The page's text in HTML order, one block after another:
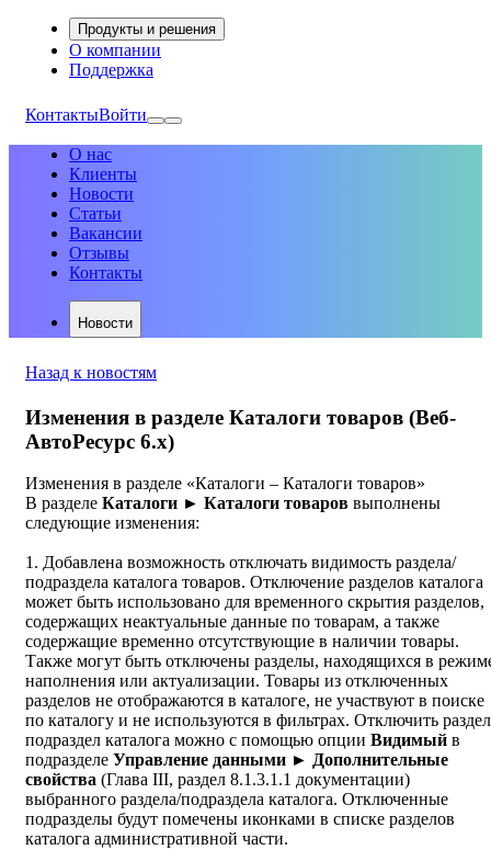
Продукты и решения
О компании
Поддержка
КонтактыВойти
О нас
Клиенты
Новости
Статьи
Вакансии
Отзывы
Контакты
Новости
Назад к новостям
Изменения в разделе Каталоги товаров (Веб-
АвтоРесурс 6.х)
Изменения в разделе «Каталоги – Каталоги товаров»
В разделе Каталоги ► Каталоги товаров выполнены
следующие изменения:
1. Добавлена возможность отключать видимость раздела/
подраздела каталога товаров. Отключение разделов каталога
может быть использовано для временного скрытия разделов,
содержащих неактуальные данные по товарам, а также
содержащие временно отсутствующие в наличии товары.
Также могут быть отключены разделы, находящихся в
наполнения или актуализации. Товары из отключенных
разделов не отображаются в каталоге, не участвуют в поиске
по каталогу и не используются в фильтрах. Отключить
подраздел каталога можно с помощью опции Видимый в
подразделе Управление данными ► Дополнительные
свойства (Глава III, раздел 8.1.3.1.1 документации)
выбранного раздела/подраздела каталога. Отключенные
подразделы будут помечены иконками в списке разделов
каталога административной части.